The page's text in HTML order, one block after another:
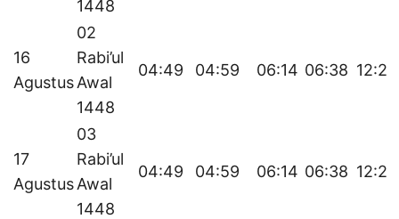
1448
16
Agustus
02
Rabi’ul
Awal
1448
04:49 04:59 06:14 06:38 12:20
17
Agustus
03
Rabi’ul
Awal
1448
04:49 04:59 06:14 06:38 12:20